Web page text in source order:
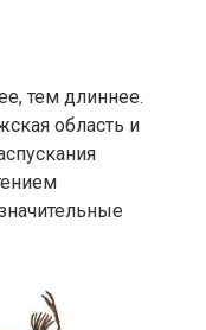
тем длиннее.
область и